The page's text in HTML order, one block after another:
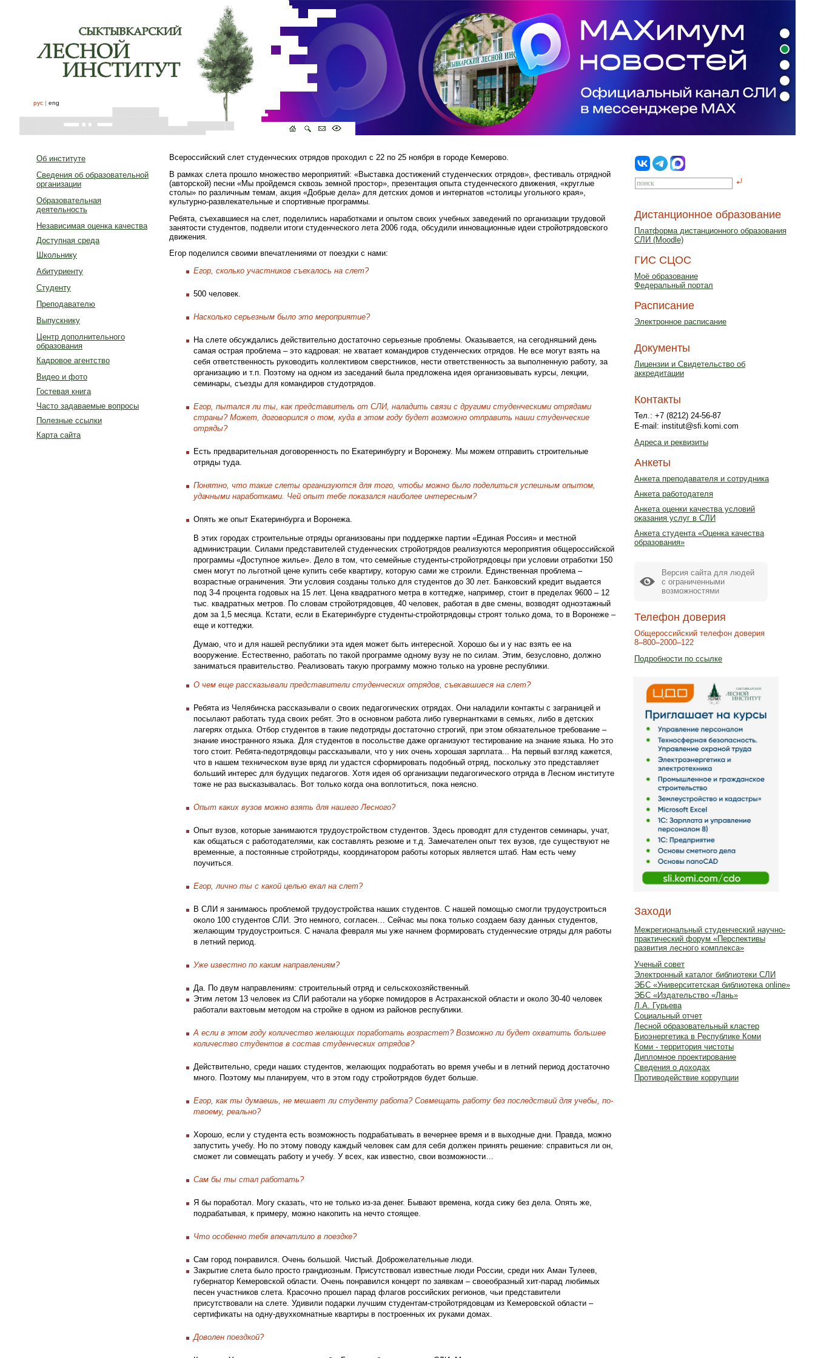
рус | eng
Об институте
Сведения об образовательной
организации
Образовательная
деятельность
Независимая оценка качества
Доступная среда
Школьнику
Абитуриенту
Студенту
Преподавателю
Выпускнику
Центр дополнительного
образования
Кадровое агентство
Видео и фото
Гостевая книга
Часто задаваемые вопросы
Полезные ссылки
Карта сайта
Всероссийский слет студенческих отрядов проходил с 22 по 25 ноября в городе Кемерово.
В рамках слета прошло множество мероприятий: «Выставка достижений студенческих отрядов», фестиваль отрядной
(авторской) песни «Мы пройдемся сквозь земной простор», презентация опыта студенческого движения, «круглые
столы» по различным темам, акция «Добрые дела» для детских домов и интернатов «столицы угольного края»,
культурно-развлекательные и спортивные программы.
Ребята, съехавшиеся на слет, поделились наработками и опытом своих учебных заведений по организации трудовой
занятости студентов, подвели итоги студенческого лета 2006 года, обсудили инновационные идеи стройотрядовского
движения.
Егор поделился своими впечатлениями от поездки с нами:
Егор, сколько участников съехалось на слет?
500 человек.
Насколько серьезным было это мероприятие?
На слете обсуждались действительно достаточно серьезные проблемы. Оказывается, на сегодняшний день
самая острая проблема – это кадровая: не хватает командиров студенческих отрядов. Не все могут взять на
себя ответственность руководить коллективом сверстников, нести ответственность за выполненную работу, за
организацию и т.п. Поэтому на одном из заседаний была предложена идея организовывать курсы, лекции,
семинары, съезды для командиров студотрядов.
Егор, пытался ли ты, как представитель от СЛИ, наладить связи с другими студенческими отрядами
страны? Может, договорился о том, куда в этом году будет возможно отправить наши студенческие
отряды?
Есть предварительная договоренность по Екатеринбургу и Воронежу. Мы можем отправить строительные
отряды туда.
Понятно, что такие слеты организуются для того, чтобы можно было поделиться успешным опытом,
удачными наработками. Чей опыт тебе показался наиболее интересным?
Опять же опыт Екатеринбурга и Воронежа.
В этих городах строительные отряды организованы при поддержке партии «Единая Россия» и местной
администрации. Силами представителей студенческих стройотрядов реализуются мероприятия общероссийской
программы «Доступное жилье». Дело в том, что семейные студенты-стройотрядовцы при условии отработки 150
смен могут по льготной цене купить себе квартиру, которую сами же строили. Единственная проблема –
возрастные ограничения. Эти условия созданы только для студентов до 30 лет. Банковский кредит выдается
под 3-4 процента годовых на 15 лет. Цена квадратного метра в коттедже, например, стоит в пределах 9600 – 12
тыс. квадратных метров. По словам стройотрядовцев, 40 человек, работая в две смены, возводят одноэтажный
дом за 1,5 месяца. Кстати, если в Екатеринбурге студенты-стройотрядовцы строят только дома, то в Воронеже –
еще и коттеджи.
Думаю, что и для нашей республики эта идея может быть интересной. Хорошо бы и у нас взять ее на
вооружение. Естественно, работать по такой программе одному вузу не по силам. Этим, безусловно, должно
заниматься правительство. Реализовать такую программу можно только на уровне республики.
О чем еще рассказывали представители студенческих отрядов, съехавшиеся на слет?
Ребята из Челябинска рассказывали о своих педагогических отрядах. Они наладили контакты с заграницей и
посылают работать туда своих ребят. Это в основном работа либо гувернантками в семьях, либо в детских
лагерях отдыха. Отбор студентов в такие педотряды достаточно строгий, при этом обязательное требование –
знание иностранного языка. Для студентов в посольстве даже организуют тестирование на знание языка. Но это
того стоит. Ребята-педотрядовцы рассказывали, что у них очень хорошая зарплата... На первый взгляд кажется,
что в нашем техническом вузе вряд ли удастся сформировать подобный отряд, поскольку это представляет
больший интерес для будущих педагогов. Хотя идея об организации педагогического отряда в Лесном институте
тоже не раз высказывалась. Вот только когда она воплотиться, пока неясно.
Опыт каких вузов можно взять для нашего Лесного?
Опыт вузов, которые занимаются трудоустройством студентов. Здесь проводят для студентов семинары, учат,
как общаться с работодателями, как составлять резюме и т.д. Замечателен опыт тех вузов, где существуют не
временные, а постоянные стройотряды, координатором работы которых является штаб. Нам есть чему
поучиться.
Егор, лично ты с какой целью ехал на слет?
В СЛИ я занимаюсь проблемой трудоустройства наших студентов. С нашей помощью смогли трудоустроиться
около 100 студентов СЛИ. Это немного, согласен… Сейчас мы пока только создаем базу данных студентов,
желающим трудоустроиться. С начала февраля мы уже начнем формировать студенческие отряды для работы
в летний период.
Уже известно по каким направлениям?
Да. По двум направлениям: строительный отряд и сельскохозяйственный.
Этим летом 13 человек из СЛИ работали на уборке помидоров в Астраханской области и около 30-40 человек
работали вахтовым методом на стройке в одном из районов республики.
А если в этом году количество желающих поработать возрастет? Возможно ли будет охватить большее
количество студентов в состав студенческих отрядов?
Действительно, среди наших студентов, желающих подработать во время учебы и в летний период достаточно
много. Поэтому мы планируем, что в этом году стройотрядов будет больше.
Егор, как ты думаешь, не мешает ли студенту работа? Совмещать работу без последствий для учебы, по-
твоему, реально?
Хорошо, если у студента есть возможность подрабатывать в вечернее время и в выходные дни. Правда, можно
запустить учебу. Но по этому поводу каждый человек сам для себя должен принять решение: справиться ли он,
сможет ли совмещать работу и учебу. У всех, как известно, свои возможности…
Сам бы ты стал работать?
Я бы поработал. Могу сказать, что не только из-за денег. Бывают времена, когда сижу без дела. Опять же,
подрабатывая, к примеру, можно накопить на нечто стоящее.
Что особенно тебя впечатлило в поездке?
Сам город понравился. Очень большой. Чистый. Доброжелательные люди.
Закрытие слета было просто грандиозным. Присутствовал известные люди России, среди них Аман Тулеев,
губернатор Кемеровской области. Очень понравился концерт по заявкам – своеобразный хит-парад любимых
песен участников слета. Красочно прошел парад флагов российских регионов, чьи представители
присутствовали на слете. Удивили подарки лучшим студентам-стройотрядовцам из Кемеровской области –
сертификаты на одну-двухкомнатные квартиры в построенных их руками домах.
Доволен поездкой?
Дистанционное образование
Платформа дистанционного образования
СЛИ (Moodle)
ГИС СЦОС
Моё образование
Федеральный портал
Расписание
Электронное расписание
Документы
Лицензии и Свидетельство об
аккредитации
Контакты
Тел.: +7 (8212) 24-56-87
E-mail: institut@sfi.komi.com
Адреса и реквизиты
Анкеты
Анкета преподавателя и сотрудника
Анкета работодателя
Анкета оценки качества условий
оказания услуг в СЛИ
Анкета студента «Оценка качества
образования»
Версия сайта для людей
с ограниченными
возможностями
Телефон доверия
Общероссийский телефон доверия
8–800–2000–122
Подробности по ссылке
Заходи
Межрегиональный студенческий научно-
практический форум «Перспективы
развития лесного комплекса»
Ученый совет
Электронный каталог библиотеки СЛИ
ЭБС «Университетская библиотека online»
ЭБС «Издательство «Лань»
Л.А. Гурьева
Социальный отчет
Лесной образовательный кластер
Биоэнергетика в Республике Коми
Коми - территория чистоты
Дипломное проектирование
Сведения о доходах
Противодействие коррупции